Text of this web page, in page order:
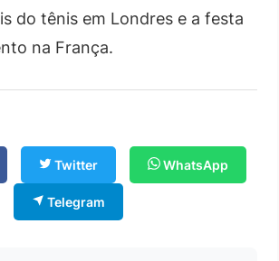
do tênis em Londres e a festa
na França.
Twitter WhatsApp
Telegram